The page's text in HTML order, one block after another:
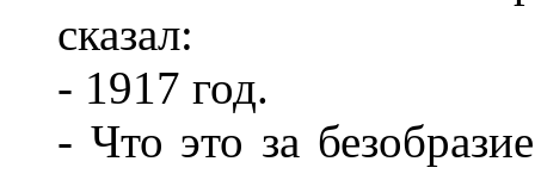
сказал:
- 1917 год.
- Что это за